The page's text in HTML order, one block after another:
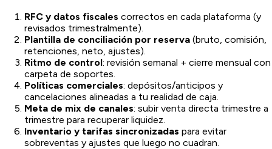
RFC y datos fiscales correctos en cada plataforma (y
revisados trimestralmente).
Plantilla de conciliación por reserva (bruto, comisión,
retenciones, neto, ajustes).
Ritmo de control: revisión semanal + cierre mensual con
carpeta de soportes.
Políticas comerciales: depósitos/anticipos y
cancelaciones alineadas a tu realidad de caja.
Meta de mix de canales: subir venta directa trimestre a
trimestre para recuperar liquidez.
Inventario y tarifas sincronizadas para evitar
sobreventas y ajustes que luego no cuadran.